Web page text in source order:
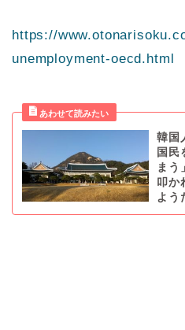
https://
unemployment-oecd.html
韓国
国民
まう
叩か
よう